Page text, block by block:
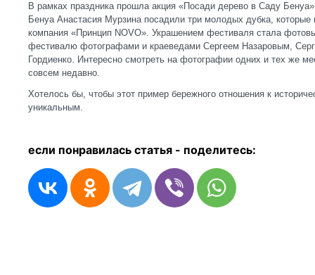
В рамках праздника прошла акция «Посади дерево в Саду
Бенуа Анастасия Мурзина посадили три молодых дубка,
компания «Принцип NOVO». Украшением фестиваля стала
фестивалю фотографами и краеведами Сергеем Назаровым,
Гордиенко. Интересно смотреть на фотографии одних и тех же
совсем недавно.
Хотелось бы, чтобы этот пример бережного отношения к
уникальным.
если понравилась статья - поделитесь: